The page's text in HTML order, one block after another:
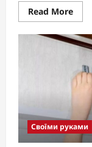
Read MoreRead
more
Як
стіл:
гід
для
Своїми руками